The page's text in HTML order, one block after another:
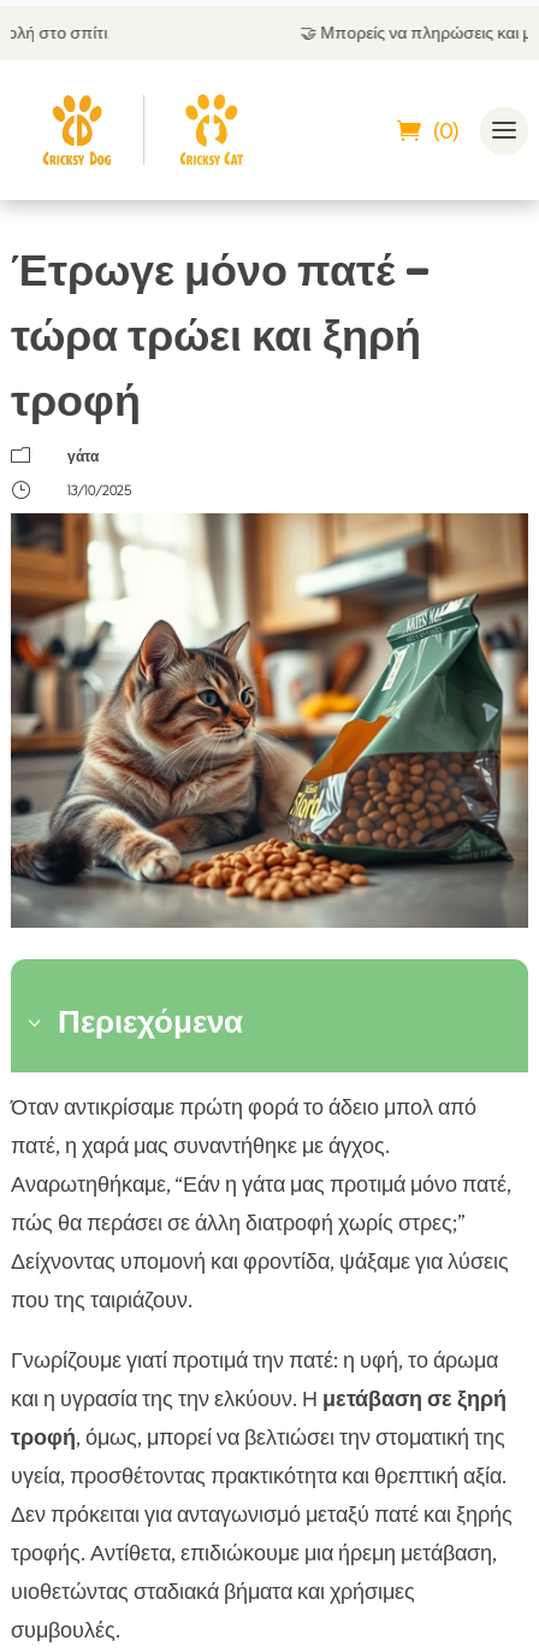
Μπορείς να πληρώσεις και με αντικαταβολή
(0)
Έτρωγε μόνο πατέ –
τώρα τρώει και ξηρή
τροφή
m
γάτα
}
13/10/2025
3 Περιεχόμενα
 Εισαγωγή: από την πατέ στη ξηρή τροφή — το
ταξίδι αλλαγής διατροφής
Κατανόηση των γευστικών προτιμήσεων της
η γάτα τρώει μόνο πατέ
Ομαλή μετάβαση: πώς εισάγουμε τη ξηρή
τροφή σταδιακά
Συχνά λάθη κατά την αλλαγή τροφής και πώς τα
αποφεύγουμε
Διατροφική ισορροπία: υγρά, πρωτεΐνες και
φυτικές ίνες

Υγεία ουροποιητικού: πρόληψη ουρόλιθων με
σωστή ξηρή τροφή
 Επιλογή τροφής: τι κοιτάμε στις ετικέτες
 CricksyCat: υποαλλεργικές λύσεις χωρίς
κοτόπουλο και χωρίς σιτάρι
Όταν αντικρίσαμε πρώτη φορά το άδειο μπολ από
πατέ, η χαρά μας συναντήθηκε με άγχος.
Αναρωτηθήκαμε, “Εάν η γάτα μας προτιμά μόνο πατέ,
πώς θα περάσει σε άλλη διατροφή χωρίς στρες;”
Δείχνοντας υπομονή και φροντίδα, ψάξαμε για λύσεις
που της ταιριάζουν.
Γνωρίζουμε γιατί προτιμά την πατέ: η υφή, το άρωμα
και η υγρασία της την ελκύουν. Η μετάβαση σε ξηρή
τροφή, όμως, μπορεί να βελτιώσει την στοματική της
υγεία, προσθέτοντας πρακτικότητα και θρεπτική αξία.
Δεν πρόκειται για ανταγωνισμό μεταξύ πατέ και ξηρής
τροφής. Αντίθετα, επιδιώκουμε μια ήρεμη μετάβαση,
υιοθετώντας σταδιακά βήματα και χρήσιμες
συμβουλές.